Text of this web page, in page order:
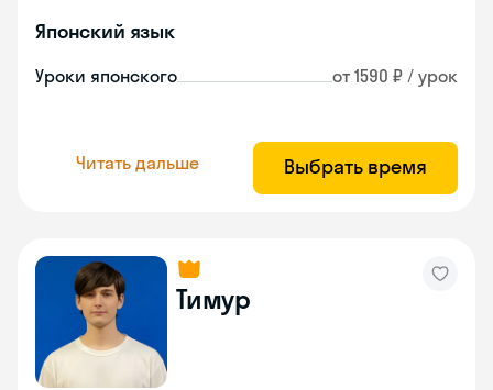
Японский язык
Уроки японского от 1590 ₽ / урок
Читать дальше Выбрать время
Тимур